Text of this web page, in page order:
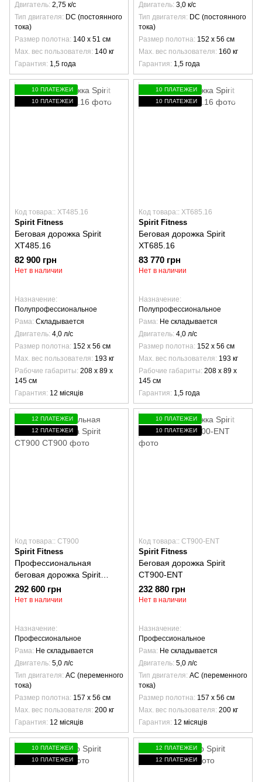
Двигатель 2,75 к/с
Тип двигателя
DC (постоянного
тока)
Размер полотна 140 х 51 см
Max. вес пользователя 140 кг
Гарантия 1,5 года
Двигатель 3,0 к/с
Тип двигателя
DC (постоянного
тока)
Размер полотна 152 х 56 см
Max. вес пользователя 160 кг
Гарантия 1,5 года
10 ПЛАТЕЖЕЙ
10 ПЛАТЕЖЕЙ
Код товара:: XT485.16
Spirit Fitness
Беговая дорожка Spirit
XT485.16
82 900 грн
Нет в наличии
Назначение
Полупрофессиональное
Рама Складывается
Двигатель 4,0 л/с
Размер полотна 152 х 56 см
Max. вес пользователя 193 кг
Рабочие габариты 208 х 89 х
145 см
Гарантия 12 місяців
10 ПЛАТЕЖЕЙ
10 ПЛАТЕЖЕЙ
Код товара:: XT685.16
Spirit Fitness
Беговая дорожка Spirit
XT685.16
83 770 грн
Нет в наличии
Назначение
Полупрофессиональное
Рама Не складывается
Двигатель 4,0 л/с
Размер полотна 152 х 56 см
Max. вес пользователя 193 кг
Рабочие габариты 208 х 89 х
145 см
Гарантия 1,5 года
12 ПЛАТЕЖЕЙ
12 ПЛАТЕЖЕЙ
Код товара:: CT900
Spirit Fitness
Профессиональная
беговая дорожка Spirit
CT900
292 600 грн
Нет в наличии
Назначение
Профессиональное
Рама Не складывается
Двигатель 5,0 л/с
Тип двигателя AC (переменного
тока)
Размер полотна 157 х 56 см
Max. вес пользователя 200 кг
Гарантия 12 місяців
10 ПЛАТЕЖЕЙ
10 ПЛАТЕЖЕЙ
Код товара:: CT900-ENT
Spirit Fitness
Беговая дорожка Spirit
CT900-ENT
232 880 грн
Нет в наличии
Назначение
Профессиональное
Рама Не складывается
Двигатель 5,0 л/с
Тип двигателя AC (переменного
тока)
Размер полотна 157 х 56 см
Max. вес пользователя 200 кг
Гарантия 12 місяців
10 ПЛАТЕЖЕЙ
10 ПЛАТЕЖЕЙ
12 ПЛАТЕЖЕЙ
12 ПЛАТЕЖЕЙ